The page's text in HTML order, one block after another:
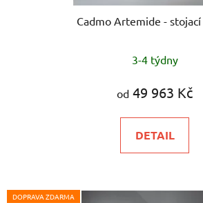
Cadmo Artemide -
3-4 týdny
od 49 963 Kč
DETAIL
DOPRAVA ZDARMA